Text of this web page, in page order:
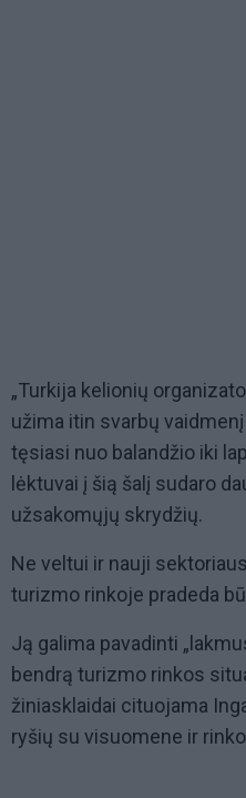
„Turkija kelionių
užima itin svarbų
tęsiasi nuo balandžio iki
lėktuvai į šią šalį sudaro
užsakomųjų skrydžių.
Ne veltui ir nauji
turizmo rinkoje pradeda
Ją galima pavadinti
bendrą turizmo rinkos
žiniasklaidai cituojama
ryšių su visuomene ir